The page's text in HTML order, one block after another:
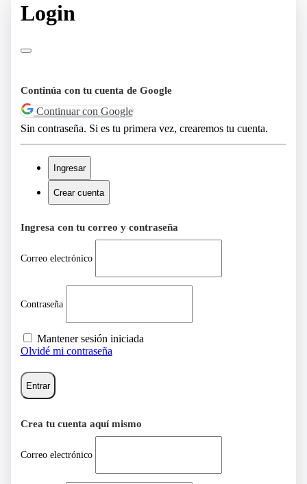
Login
Continúa con tu cuenta de Google
Continuar con Google
Sin contraseña. Si es tu primera vez, crearemos tu cuenta.
Ingresar
Crear cuenta
Ingresa con tu correo y contraseña
Correo electrónico
Contraseña
Mantener sesión iniciada
Olvidé mi contraseña
Entrar
Crea tu cuenta aquí mismo
Correo electrónico